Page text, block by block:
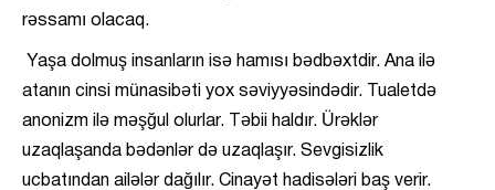
rəssamı olacaq.
Yaşa dolmuş insanların isə hamısı bədbəxtdir. Ana ilə
atanın cinsi münasibəti yox səviyyəsindədir. Tualetdə
anonizm ilə məşğul olurlar. Təbii haldır. Ürəklər
uzaqlaşanda bədənlər də uzaqlaşır. Sevgisizlik
ucbatından ailələr dağılır. Cinayət hadisələri baş verir.